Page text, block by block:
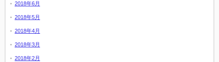
2018年6月
2018年5月
2018年4月
2018年3月
2018年2月